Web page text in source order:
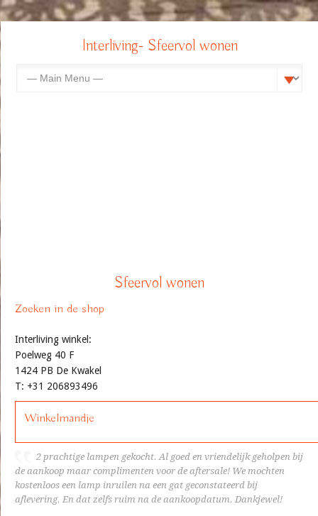
Interliving- Sfeervol wonen
Sfeervol wonen
Zoeken in de shop
Interliving winkel:
Poelweg 40 F
1424 PB De Kwakel
T: +31 206893496
Winkelmandje
2 prachtige lampen gekocht. Al goed en vriendelijk geholpen bij
de aankoop maar complimenten voor de aftersale! We mochten
kostenloos een lamp inruilen na een gat geconstateerd bij
aflevering. En dat zelfs ruim na de aankoopdatum. Dankjewel!